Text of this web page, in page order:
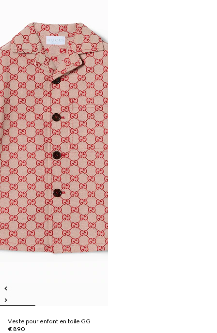
Veste pour enfant en toile GG
€ 890